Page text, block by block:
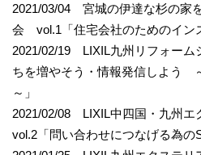
2021/03/04 宮城の伊達な杉の家
会 vol.1「住宅会社のためのイン
2021/02/19 LIXIL九州リフォーム
ちを増やそう・情報発信しよう
～」
2021/02/08 LIXIL中四国・九州
vol.2「問い合わせにつなげる為の